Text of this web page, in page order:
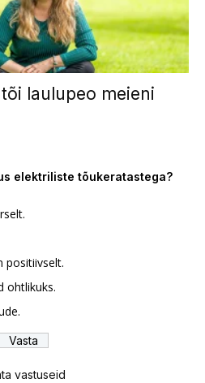
laulupeo meieni
elektriliste tõukeratastega?
positiivselt.
ohtlikuks.
vastuseid